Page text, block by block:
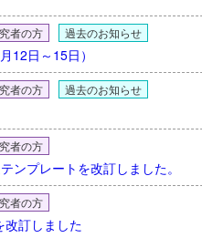
者の方 過去のお知らせ
12日～15日）
者の方 過去のお知らせ
者の方
ンプレートを改訂しました。
者の方
改訂しました